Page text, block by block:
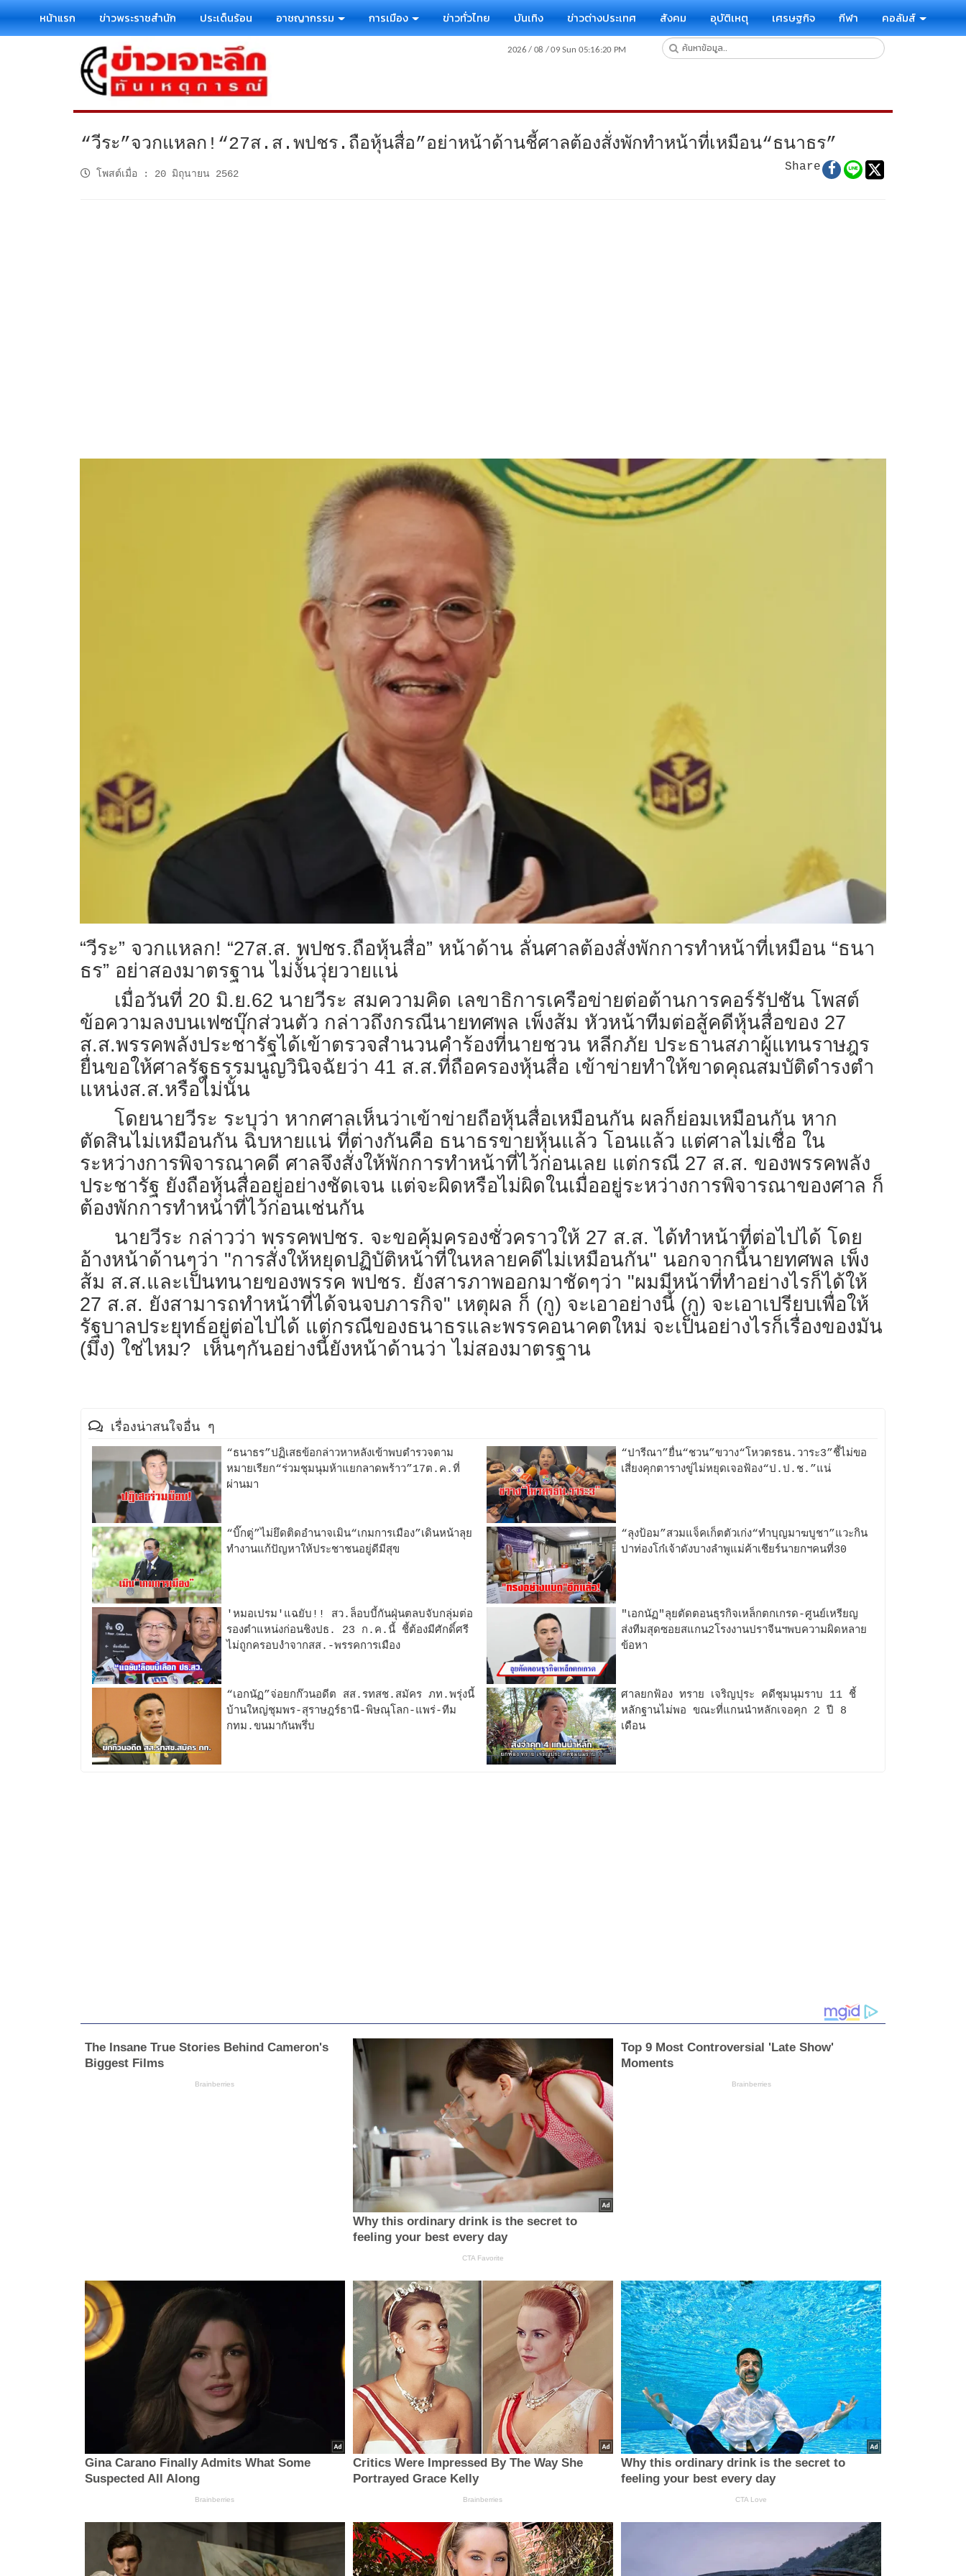
หน้าแรก ข่าวพระราชสำนัก ประเด็นร้อน อาชญากรรม การเมือง ข่าวทั่วไทย บันเทิง ข่าวต่างประเทศ สังคม อุบัติเหตุ เศรษฐกิจ กีฬา คอลัมส์
“วีระ”จวกแหลก!“27ส.ส.พปชร.ถือหุ้นสื่อ”อย่าหน้าด้านชี้ศาลต้องสั่งพักทำหน้าที่เหมือน“ธนาธร”
โพสต์เมื่อ : 20 มิถุนายน 2562
Share
“วีระ” จวกแหลก! “27ส.ส. พปชร.ถือหุ้นสื่อ” หน้าด้าน ลั่นศาลต้องสั่งพักการทำหน้าที่เหมือน “ธนา
ธร” อย่าสองมาตรฐาน ไม่งั้นวุ่ยวายแน่
เมื่อวันที่ 20 มิ.ย.62 นายวีระ สมความคิด เลขาธิการเครือข่ายต่อต้านการคอร์รัปชัน โพสต์
ข้อความลงบนเฟซบุ๊กส่วนตัว กล่าวถึงกรณีนายทศพล เพ็งส้ม หัวหน้าทีมต่อสู้คดีหุ้นสื่อของ 27
ส.ส.พรรคพลังประชารัฐได้เข้าตรวจสำนวนคำร้องที่นายชวน หลีกภัย ประธานสภาผู้แทนราษฎร
ยื่นขอให้ศาลรัฐธรรมนูญวินิจฉัยว่า 41 ส.ส.ที่ถือครองหุ้นสื่อ เข้าข่ายทำให้ขาดคุณสมบัติดำรงตำ
แหน่งส.ส.หรือไม่นั้น
โดยนายวีระ ระบุว่า หากศาลเห็นว่าเข้าข่ายถือหุ้นสื่อเหมือนกัน ผลก็ย่อมเหมือนกัน หาก
ตัดสินไม่เหมือนกัน ฉิบหายแน่ ที่ต่างกันคือ ธนาธรขายหุ้นแล้ว โอนแล้ว แต่ศาลไม่เชื่อ ใน
ระหว่างการพิจารณาคดี ศาลจึงสั่งให้พักการทำหน้าที่ไว้ก่อนเลย แต่กรณี 27 ส.ส. ของพรรคพลัง
ประชารัฐ ยังถือหุ้นสื่ออยู่อย่างชัดเจน แต่จะผิดหรือไม่ผิดในเมื่ออยู่ระหว่างการพิจารณาของศาล ก็
ต้องพักการทำหน้าที่ไว้ก่อนเช่นกัน
นายวีระ กล่าวว่า พรรคพปชร. จะขอคุ้มครองชั่วคราวให้ 27 ส.ส. ได้ทำหน้าที่ต่อไปได้ โดย
อ้างหน้าด้านๆว่า "การสั่งให้หยุดปฏิบัติหน้าที่ในหลายคดีไม่เหมือนกัน" นอกจากนี้นายทศพล เพ็ง
ส้ม ส.ส.และเป็นทนายของพรรค พปชร. ยังสารภาพออกมาชัดๆว่า "ผมมีหน้าที่ทำอย่างไรก็ได้ให้
27 ส.ส. ยังสามารถทำหน้าที่ได้จนจบภารกิจ" เหตุผล ก็ (กู) จะเอาอย่างนี้ (กู) จะเอาเปรียบเพื่อให้
รัฐบาลประยุทธ์อยู่ต่อไปได้ แต่กรณีของธนาธรและพรรคอนาคตใหม่ จะเป็นอย่างไรก็เรื่องของมัน
(มึง) ใช่ไหม? เห็นๆกันอย่างนี้ยังหน้าด้านว่า ไม่สองมาตรฐาน
เรื่องน่าสนใจอื่น ๆ
“ธนาธร”ปฏิเสธข้อกล่าวหาหลังเข้าพบตำรวจตาม
หมายเรียก“ร่วมชุมนุมห้าแยกลาดพร้าว”17ต.ค.ที่
ผ่านมา
“ปารีณา”ยื่น“ชวน”ขวาง“โหวตรธน.วาระ3”ชี้ไม่ขอ
เสี่ยงคุกตารางขู่ไม่หยุดเจอฟ้อง“ป.ป.ช.”แน่
“บิ๊กตู่”ไม่ยึดติดอำนาจเมิน“เกมการเมือง”เดินหน้าลุย
ทำงานแก้ปัญหาให้ประชาชนอยู่ดีมีสุข
“ลุงป้อม”สวมแจ็คเก็ตตัวเก่ง“ทำบุญมาฆบูชา”แวะกิน
ปาท่องโก๋เจ้าดังบางลำพูแม่ค้าเชียร์นายกฯคนที่30
'หมอเปรม'แฉยับ!! สว.ล็อบบี้กันฝุ่นตลบจับกลุ่มต่อ
รองตำแหน่งก่อนชิงปธ. 23 ก.ค.นี้ ชี้ต้องมีศักดิ์ศรี
ไม่ถูกครอบงำจากสส.-พรรคการเมือง
"เอกนัฏ"ลุยตัดตอนธุรกิจเหล็กตกเกรด-ศูนย์เหรียญ
ส่งทีมสุดซอยสแกน2โรงงานปราจีนฯพบความผิดหลาย
ข้อหา
“เอกนัฏ”จ่อยกก๊วนอดีต สส.รทสช.สมัคร ภท.พรุ่งนี้
บ้านใหญ่ชุมพร-สุราษฎร์ธานี-พิษณุโลก-แพร่-ทีม
กทม.ขนมากันพรึ่บ
ศาลยกฟ้อง ทราย เจริญปุระ คดีชุมนุมราบ 11 ชี้
หลักฐานไม่พอ ขณะที่แกนนำหลักเจอคุก 2 ปี 8
เดือน